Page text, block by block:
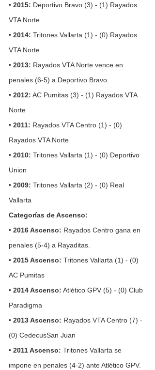
• 2015: Deportivo Bravo (3) - (1) Rayados
VTA Norte
• 2014: Tritones Vallarta (1) - (0) Rayados
VTA Norte
• 2013: Rayados VTA Norte vence en
penales (6-5) a Deportivo Bravo.
• 2012: AC Pumitas (3) - (1) Rayados VTA
Norte
• 2011: Rayados VTA Centro (1) - (0)
Rayados VTA Norte
• 2010: Tritones Vallarta (1) - (0) Deportivo
Union
• 2009: Tritones Vallarta (2) - (0) Real
Vallarta
Categorías de Ascenso:
• 2016 Ascenso: Rayados Centro gana en
penales (5-4) a Rayaditas.
• 2015 Ascenso: Tritones Vallarta (1) - (0)
AC Pumitas
• 2014 Ascenso: Atlético GPV (5) - (0) Club
Paradigma
• 2013 Ascenso: Rayados VTA Centro (7) -
(0) CedecusSan Juan
• 2011 Ascenso: Tritones Vallarta se
impone en penales (4-2) ante Atlético GPV.